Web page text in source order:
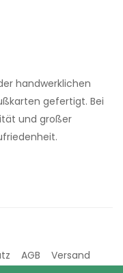
handwerklichen
gefertigt. Bei
und großer
AGB
Versand